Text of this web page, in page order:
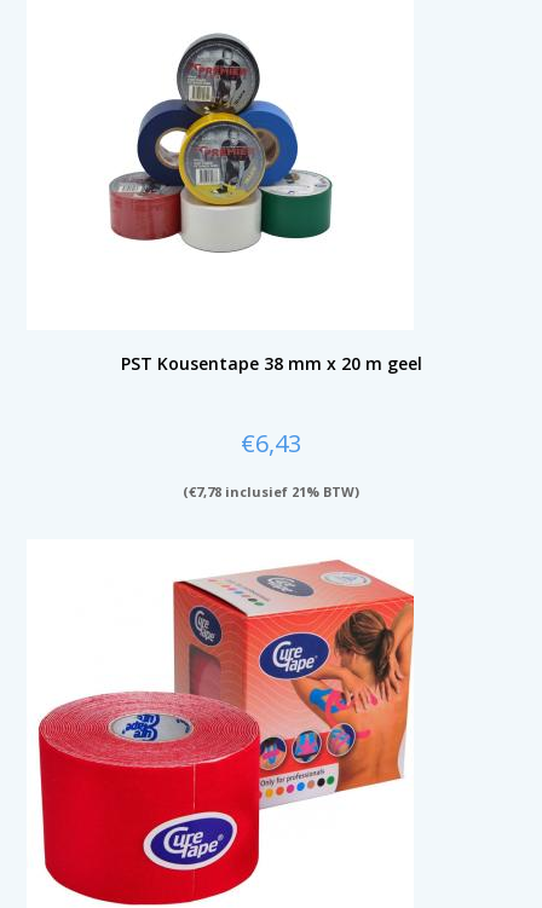
PST Kousentape 38 mm x 20 m geel
€6,43
(€7,78 inclusief 21% BTW)